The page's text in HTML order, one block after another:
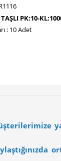
PK:10-
: 10 Adet